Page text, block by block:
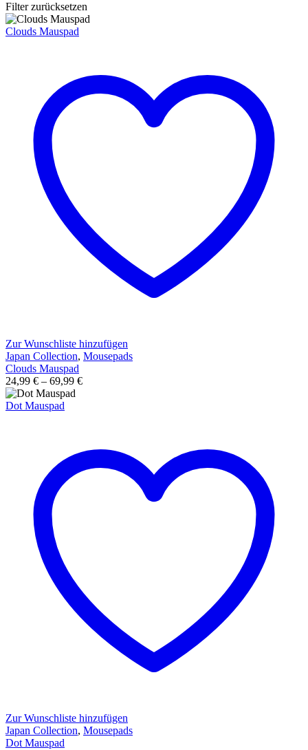
Filter zurücksetzen
Clouds Mauspad
Zur Wunschliste hinzufügen
Japan Collection, Mousepads
Clouds Mauspad
24,99 € – 69,99 €
Dot Mauspad
Zur Wunschliste hinzufügen
Japan Collection, Mousepads
Dot Mauspad